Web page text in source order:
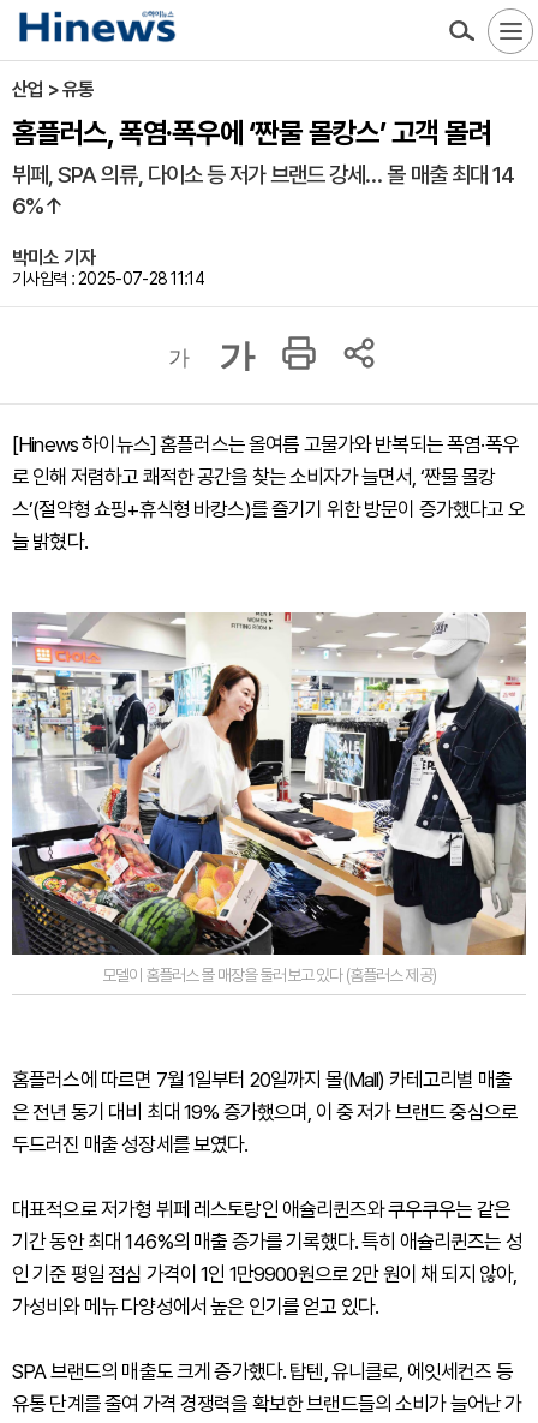
산업 > 유통
홈플러스, 폭염·폭우에 ‘짠물 몰캉스’ 고객 몰려
뷔페, SPA 의류, 다이소 등 저가 브랜드 강세… 몰 매출 최대 14
6%↑
박미소 기자
기사입력 : 2025-07-28 11:14
가 가
[Hinews 하이뉴스] 홈플러스는 올여름 고물가와 반복되는 폭염·폭우
로 인해 저렴하고 쾌적한 공간을 찾는 소비자가 늘면서, ‘짠물 몰캉
스’(절약형 쇼핑+휴식형 바캉스)를 즐기기 위한 방문이 증가했다고 오
늘 밝혔다.
모델이 홈플러스 몰 매장을 둘러보고 있다 (홈플러스 제공)
홈플러스에 따르면 7월 1일부터 20일까지 몰(Mall) 카테고리별 매출
은 전년 동기 대비 최대 19% 증가했으며, 이 중 저가 브랜드 중심으로
두드러진 매출 성장세를 보였다.
대표적으로 저가형 뷔페 레스토랑인 애슐리퀸즈와 쿠우쿠우는 같은
기간 동안 최대 146%의 매출 증가를 기록했다. 특히 애슐리퀸즈는 성
인 기준 평일 점심 가격이 1인 1만9900원으로 2만 원이 채 되지 않아,
가성비와 메뉴 다양성에서 높은 인기를 얻고 있다.
SPA 브랜드의 매출도 크게 증가했다. 탑텐, 유니클로, 에잇세컨즈 등
유통 단계를 줄여 가격 경쟁력을 확보한 브랜드들의 소비가 늘어난 가